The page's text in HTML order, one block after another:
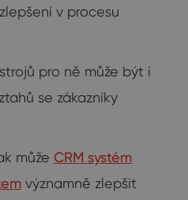
v procesu
pro ně může být i
se zákazníky
může CRM systém
významně zlepšit